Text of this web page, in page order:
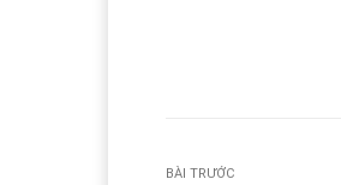
BÀI TRƯỚC